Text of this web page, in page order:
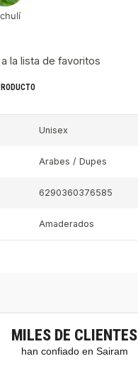
la lista de favoritos
Unisex
Arabes / Dupes
6290360376585
Amaderados
MILES DE CLIENTES
han confiado en Sairam